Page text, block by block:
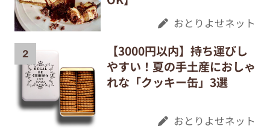
おとりよせネット
【3000円以内】持ち運びし
やすい！夏の手土産におしゃ
れな「クッキー缶」3選
おとりよせネット